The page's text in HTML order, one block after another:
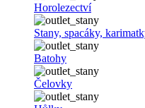
Horolezectví
Stany, spacáky,
Batohy
Čelovky